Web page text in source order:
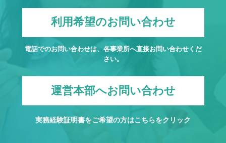
利用希望のお問い合わせ
電話でのお問い合わせは、各事業所へ直接お問い合わせくだ
さい。
運営本部へお問い合わせ
実務経験証明書をご希望の方はこちらをクリック